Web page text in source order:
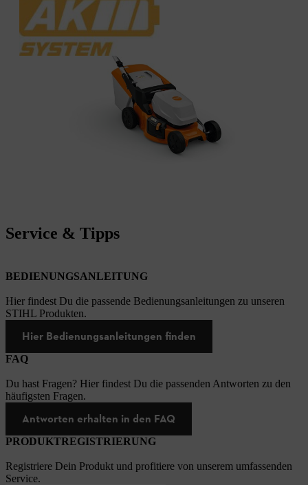
Service & Tipps
BEDIENUNGSANLEITUNG
Hier findest Du die passende Bedienungsanleitungen zu unseren
STIHL Produkten.
Hier Bedienungsanleitungen finden
FAQ
Du hast Fragen? Hier findest Du die passenden Antworten zu den
häufigsten Fragen.
Antworten erhalten in den FAQ
PRODUKTREGISTRIERUNG
Registriere Dein Produkt und profitiere von unserem umfassenden
Service.